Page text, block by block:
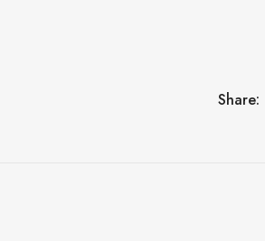
Share: